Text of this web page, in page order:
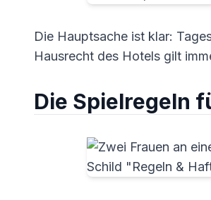
Die Hauptsache ist klar:
Hausrecht des Hotels gilt
Die Spielregeln